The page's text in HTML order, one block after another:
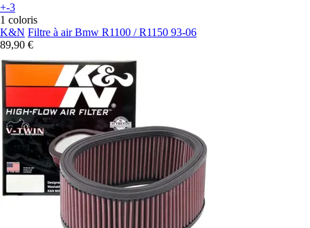
+-3
1 coloris
K&N Filtre à air Bmw R1100 / R1150 93-06
89,90 €